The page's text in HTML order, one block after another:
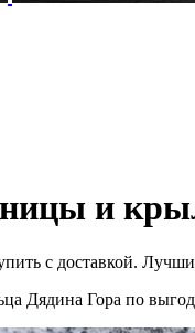
и
с доставкой.
Дядина Гора по